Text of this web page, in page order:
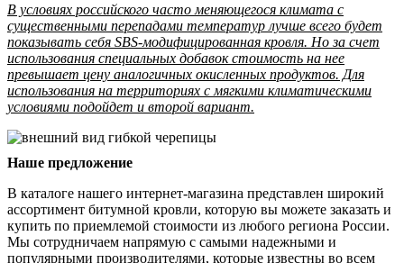
В условиях российского часто меняющегося климата с
существенными перепадами температур лучше всего будет
показывать себя SBS-модифицированная кровля. Но за счет
использования специальных добавок стоимость на нее
превышает цену аналогичных окисленных продуктов. Для
использования на территориях с мягкими климатическими
условиями подойдет и второй вариант.
Наше предложение
В каталоге нашего интернет-магазина представлен широкий
ассортимент битумной кровли, которую вы можете заказать и
купить по приемлемой стоимости из любого региона России.
Мы сотрудничаем напрямую с самыми надежными и
популярными производителями, которые известны во всем